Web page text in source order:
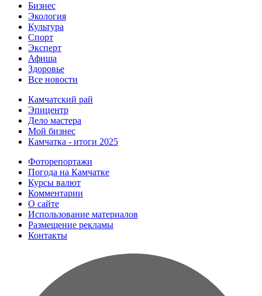
Бизнес
Экология
Культура
Спорт
Эксперт
Афиша
Здоровье
Все новости
Камчатский рай
Эпицентр
Дело мастера
Мой бизнес
Камчатка - итоги 2025
Фоторепортажи
Погода на Камчатке
Курсы валют
Комментарии
О сайте
Использование материалов
Размещение рекламы
Контакты